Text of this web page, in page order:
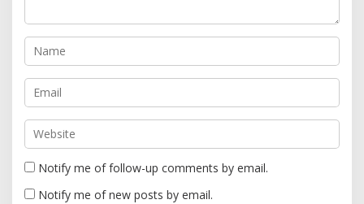
Notify me of follow-up comments by email.
Notify me of new posts by email.